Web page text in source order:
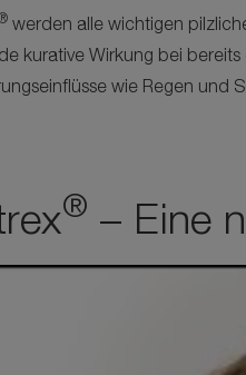
werden alle wichtigen
kurative Wirkung bei
wie Regen und
® – Eine